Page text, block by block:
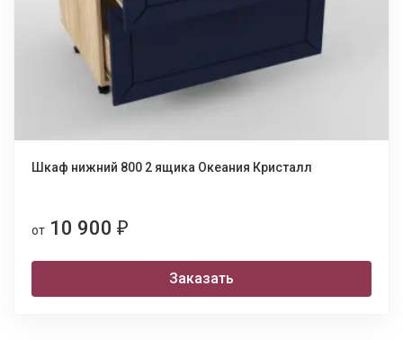
Шкаф нижний 800 2 ящика Океания Кристалл
от 10 900 ₽
Заказать